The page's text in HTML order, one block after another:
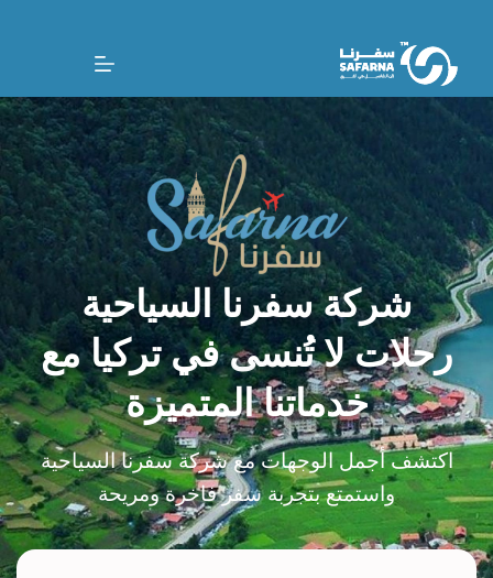
شركة سفرنا السياحية
رحلات لا تُنسى في تركيا مع
خدماتنا المتميزة
اكتشف أجمل الوجهات مع شركة سفرنا السياحية
واستمتع بتجربة سفر فاخرة ومريحة